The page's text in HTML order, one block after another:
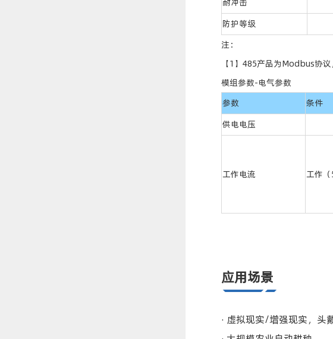
耐冲击
防护等级
注：
【1】485产品为Modbus协
模组参数-电气参数
参数
条件
供电电压
工作电流 工作（
应用场景
· 虚拟现实/增强现实，头